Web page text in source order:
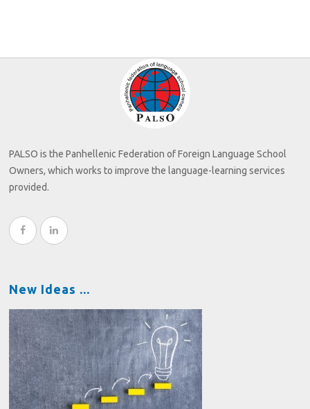
PALSO is the Panhellenic Federation of Foreign Language School
Owners, which works to improve the language-learning services
provided.
New Ideas